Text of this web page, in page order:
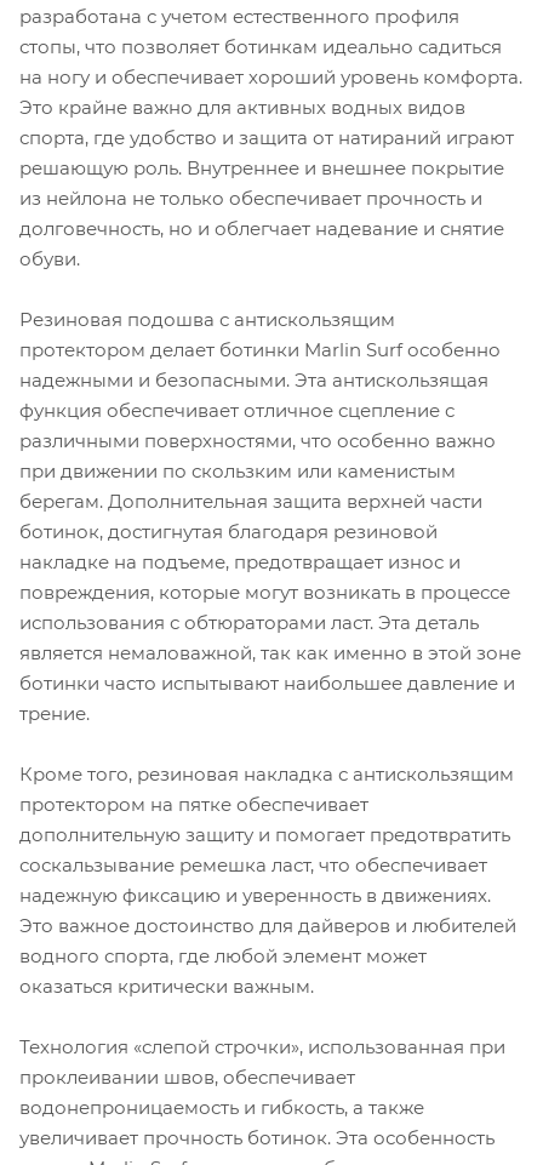
разработана с учетом естественного профиля
стопы, что позволяет ботинкам идеально садиться
на ногу и обеспечивает хороший уровень комфорта.
Это крайне важно для активных водных видов
спорта, где удобство и защита от натираний играют
решающую роль. Внутреннее и внешнее покрытие
из нейлона не только обеспечивает прочность и
долговечность, но и облегчает надевание и снятие
обуви.
Резиновая подошва с антискользящим
протектором делает ботинки Marlin Surf особенно
надежными и безопасными. Эта антискользящая
функция обеспечивает отличное сцепление с
различными поверхностями, что особенно важно
при движении по скользким или каменистым
берегам. Дополнительная защита верхней части
ботинок, достигнутая благодаря резиновой
накладке на подъеме, предотвращает износ и
повреждения, которые могут возникать в процессе
использования с обтюраторами ласт. Эта деталь
является немаловажной, так как именно в этой зоне
ботинки часто испытывают наибольшее давление и
трение.
Кроме того, резиновая накладка с антискользящим
протектором на пятке обеспечивает
дополнительную защиту и помогает предотвратить
соскальзывание ремешка ласт, что обеспечивает
надежную фиксацию и уверенность в движениях.
Это важное достоинство для дайверов и любителей
водного спорта, где любой элемент может
оказаться критически важным.
Технология «слепой строчки», использованная при
проклеивании швов, обеспечивает
водонепроницаемость и гибкость, а также
увеличивает прочность ботинок. Эта особенность